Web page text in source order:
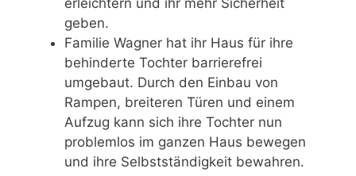
erleichtern und ihr mehr Sicherheit
geben.
Familie Wagner hat ihr Haus für ihre
behinderte Tochter barrierefrei
umgebaut. Durch den Einbau von
Rampen, breiteren Türen und einem
Aufzug kann sich ihre Tochter nun
problemlos im ganzen Haus bewegen
und ihre Selbstständigkeit bewahren.